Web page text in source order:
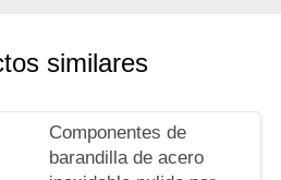
similares
Componentes de
barandilla de acero